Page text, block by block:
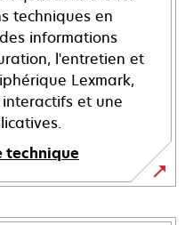
techniques en
informations
l'entretien et
Lexmark,
et une
technique